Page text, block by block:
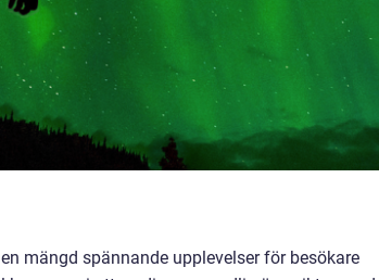
mängd spännande upplevelser för besökare